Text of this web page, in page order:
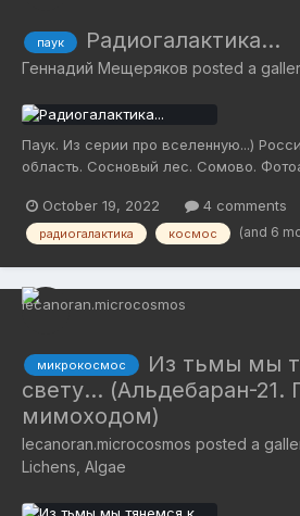
паук Радиогалактика...
Геннадий Мещеряков posted a
Паук. Из серии про вселенную...)
область. Сосновый лес. Сомово.
Nikon.October 19, 2022 4 comments
радиогалактика космос (and 6
микрокосмос
Из тьмы мы
свету... (Альдебаран-21.
мимоходом)
lecanoran.microcosmos posted a
Lichens, Algae